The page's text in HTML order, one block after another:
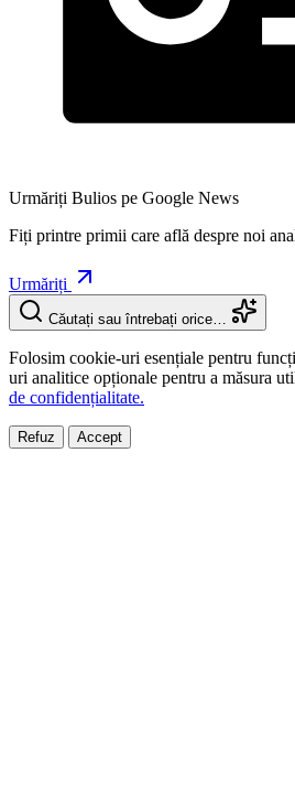
Urmăriți Bulios pe Google News
Fiți printre primii care află despre noi
Urmăriți
Căutați sau întrebați orice…
Folosim cookie-uri esențiale pentru
uri analitice opționale pentru a măsura
de confidențialitate.
Refuz Accept